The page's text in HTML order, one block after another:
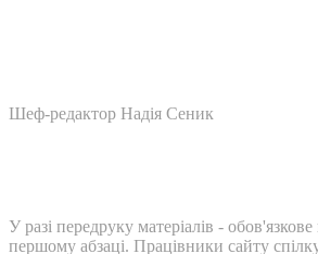
Шеф-редактор Надія Сеник
У разі передруку матеріалів -
першому абзаці. Працівники сайту